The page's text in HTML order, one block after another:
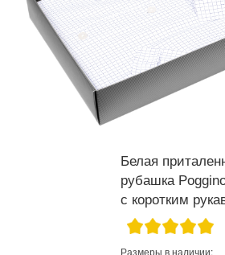
Белая
рубашка
с коротким
Размеры в наличии: